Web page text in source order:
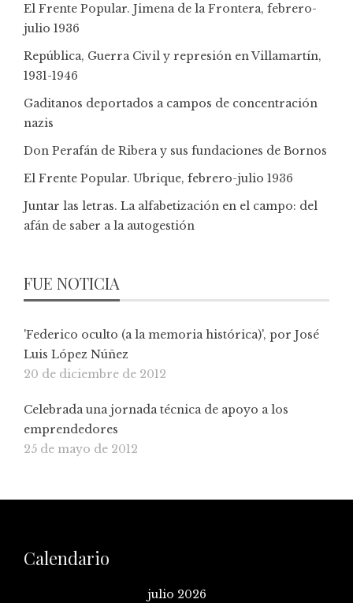
El Frente Popular. Jimena de la Frontera, febrero-
julio 1936
República, Guerra Civil y represión en Villamartín,
1931-1946
Gaditanos deportados a campos de concentración
nazis
Don Perafán de Ribera y sus fundaciones de Bornos
El Frente Popular. Ubrique, febrero-julio 1936
Juntar las letras. La alfabetización en el campo: del
afán de saber a la autogestión
FUE NOTICIA
'Federico oculto (a la memoria histórica)', por José
Luis López Núñez
20 de diciembre de 2012
Celebrada una jornada técnica de apoyo a los
emprendedores
25 de mayo de 2012
Calendario
julio 2026